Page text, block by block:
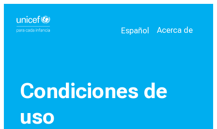
Seleccione su idioma
Idioma actual:
Español Acerca de
Condiciones de
uso